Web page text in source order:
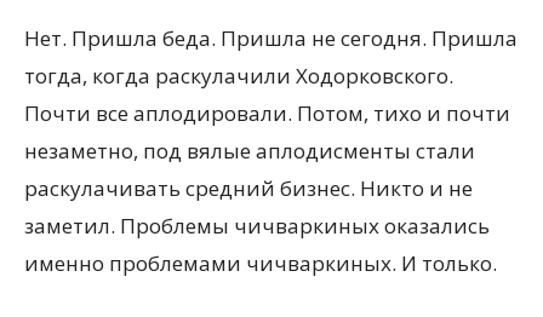
Нет. Пришла беда. Пришла не сегодня. Пришла
тогда, когда раскулачили Ходорковского.
Почти все аплодировали. Потом, тихо и почти
незаметно, под вялые аплодисменты стали
раскулачивать средний бизнес. Никто и не
заметил. Проблемы чичваркиных оказались
именно проблемами чичваркиных. И только.